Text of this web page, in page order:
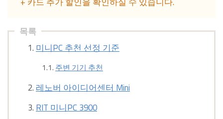
목록
미니PC 추천 선정 기준
주변 기기 추천
레노버 아이디어센터 Mini
RIT 미니PC 3900